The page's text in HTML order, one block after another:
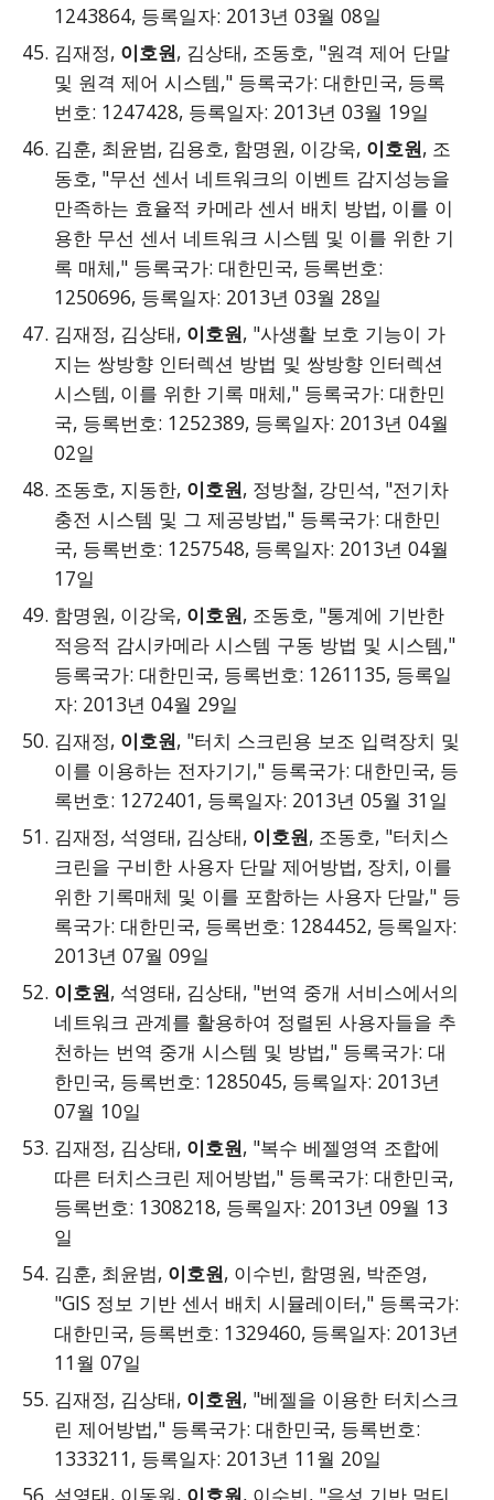
1243864, 등록일자: 2013년 03월 08일
김재정, 이호원, 김상태, 조동호, "원격 제어 단말
및 원격 제어 시스템," 등록국가: 대한민국, 등록
번호: 1247428, 등록일자: 2013년 03월 19일
김훈, 최윤범, 김용호, 함명원, 이강욱, 이호원, 조
동호, "무선 센서 네트워크의 이벤트 감지성능을
만족하는 효율적 카메라 센서 배치 방법, 이를 이
용한 무선 센서 네트워크 시스템 및 이를 위한 기
록 매체," 등록국가: 대한민국, 등록번호:
1250696, 등록일자: 2013년 03월 28일
김재정, 김상태, 이호원, "사생활 보호 기능이 가
지는 쌍방향 인터렉션 방법 및 쌍방향 인터렉션
시스템, 이를 위한 기록 매체," 등록국가: 대한민
국, 등록번호: 1252389, 등록일자: 2013년 04월
02일
조동호, 지동한, 이호원, 정방철, 강민석, "전기차
충전 시스템 및 그 제공방법," 등록국가: 대한민
국, 등록번호: 1257548, 등록일자: 2013년 04월
17일
함명원, 이강욱, 이호원, 조동호, "통계에 기반한
적응적 감시카메라 시스템 구동 방법 및 시스템,"
등록국가: 대한민국, 등록번호: 1261135, 등록일
자: 2013년 04월 29일
김재정, 이호원, "터치 스크린용 보조 입력장치 및
이를 이용하는 전자기기," 등록국가: 대한민국, 등
록번호: 1272401, 등록일자: 2013년 05월 31일
김재정, 석영태, 김상태, 이호원, 조동호, "터치스
크린을 구비한 사용자 단말 제어방법, 장치, 이를
위한 기록매체 및 이를 포함하는 사용자 단말," 등
록국가: 대한민국, 등록번호: 1284452, 등록일자:
2013년 07월 09일
이호원, 석영태, 김상태, "번역 중개 서비스에서의
네트워크 관계를 활용하여 정렬된 사용자들을 추
천하는 번역 중개 시스템 및 방법," 등록국가: 대
한민국, 등록번호: 1285045, 등록일자: 2013년
07월 10일
김재정, 김상태, 이호원, "복수 베젤영역 조합에
따른 터치스크린 제어방법," 등록국가: 대한민국,
등록번호: 1308218, 등록일자: 2013년 09월 13
일
김훈, 최윤범, 이호원, 이수빈, 함명원, 박준영,
"GIS 정보 기반 센서 배치 시뮬레이터," 등록국가:
대한민국, 등록번호: 1329460, 등록일자: 2013년
11월 07일
김재정, 김상태, 이호원, "베젤을 이용한 터치스크
린 제어방법," 등록국가: 대한민국, 등록번호:
1333211, 등록일자: 2013년 11월 20일
석영태, 이동원, 이호원, 이수빈, "음성 기반 멀티